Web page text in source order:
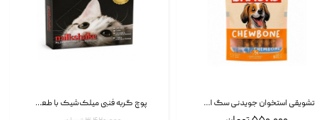
پوچ گربه فنبی میلک‌شیک با طعم مرغ Faenbei Cat Milk Shake Pouch بسته 12 عددی
تشویقی استخوان جویدنی سگ اسنکی کرانچی با طعم مرغ Snacky Crunchy Munchy وزن 100 گرم